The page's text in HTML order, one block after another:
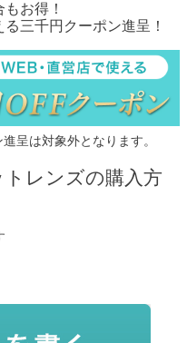
お得！
三千円クーポン進呈！
呈は対象外となります。
レンズの購入方